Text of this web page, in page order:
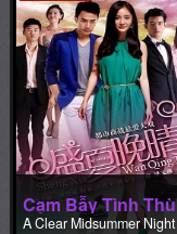
Cạm Bẫy Tình Thù
A Clear Midsummer Night